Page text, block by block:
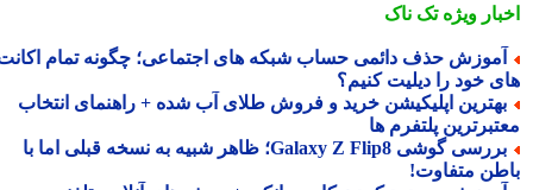
ویژهتک ناک
حذف دائمی حساب شبکه های اجتماعی؛ چگونه تمام اکانت
خود را دیلیت کنیم؟
اپلیکیشن خرید و فروش طلای آب شده + راهنمای انتخاب
پلتفرم ها
بررسی گوشی Galaxy Z Flip8؛ ظاهر شبیه به نسخه قبلی اما با
متفاوت!